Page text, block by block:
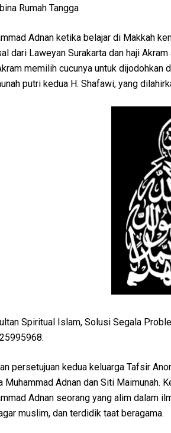
Rumah Tangga
Adnan ketika belajar di Makkah
dari Laweyan Surakarta dan haji
memilih cucunya untuk dijodohkan
putri kedua H. Shafawi, yang
Spiritual Islam, Solusi Segala
persetujuan kedua keluarga Tafsir
Muhammad Adnan dan Siti Maimunah.
Adnan seorang yang alim dalam
muslim, dan terdidik taat beragama.